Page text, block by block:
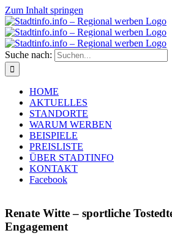
Zum Inhalt springen
Suche nach:
HOME
AKTUELLES
STANDORTE
WARUM WERBEN
BEISPIELE
PREISLISTE
ÜBER STADTINFO
KONTAKT
Facebook
Renate Witte – sportliche
Engagement